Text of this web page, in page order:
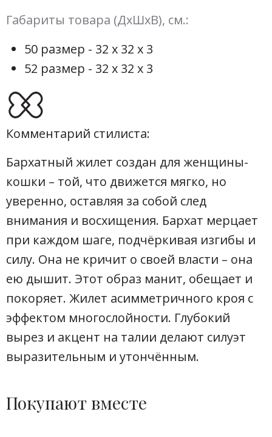
Габариты товара (ДхШхВ), см.:
50 размер - 32 х 32 х 3
52 размер - 32 х 32 х 3
Комментарий стилиста:
Бархатный жилет создан для женщины-
кошки – той, что движется мягко, но
уверенно, оставляя за собой след
внимания и восхищения. Бархат мерцает
при каждом шаге, подчёркивая изгибы и
силу. Она не кричит о своей власти – она
ею дышит. Этот образ манит, обещает и
покоряет. Жилет асимметричного кроя с
эффектом многослойности. Глубокий
вырез и акцент на талии делают силуэт
выразительным и утончённым.
Покупают вместе